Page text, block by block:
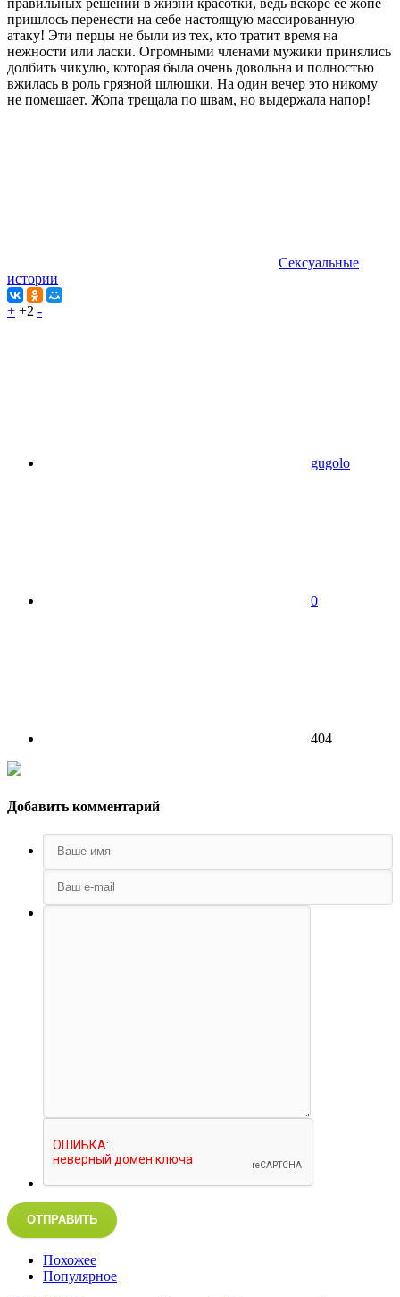
правильных решений в жизни красотки, ведь вскоре её жопе
пришлось перенести на себе настоящую массированную
атаку! Эти перцы не были из тех, кто тратит время на
нежности или ласки. Огромными членами мужики принялись
долбить чикулю, которая была очень довольна и полностью
вжилась в роль грязной шлюшки. На один вечер это никому
не помешает. Жопа трещала по швам, но выдержала напор!
Сексуальные
истории
+ +2 -
gugolo
0
404
Добавить комментарий
ОТПРАВИТЬ
Похожее
Популярное